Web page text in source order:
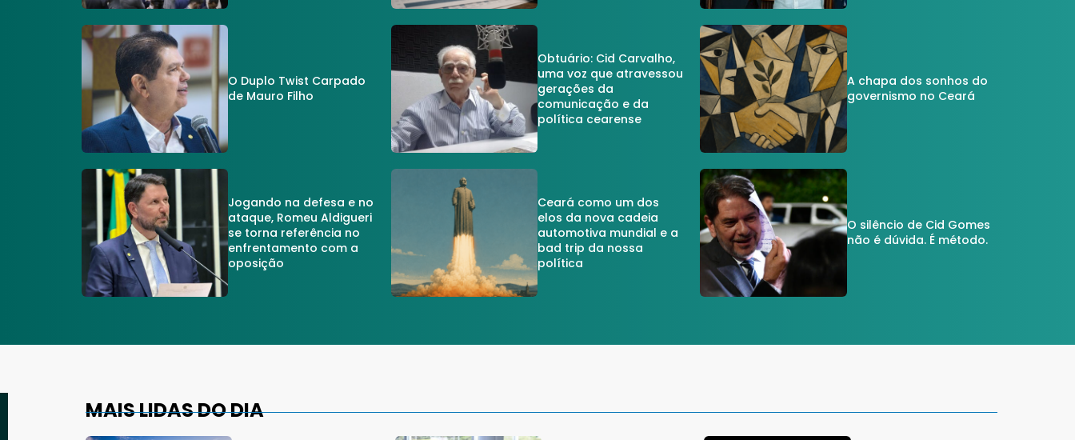
O Duplo Twist Carpado
de Mauro Filho
Obtuário: Cid Carvalho,
uma voz que atravessou
gerações da
comunicação e da
política cearense
A chapa dos sonhos do
governismo no Ceará
Jogando na defesa e no
ataque, Romeu Aldigueri
se torna referência no
enfrentamento com a
oposição
Ceará como um dos
elos da nova cadeia
automotiva mundial e a
bad trip da nossa
política
O silêncio de Cid Gomes
não é dúvida. É método.
MAIS LIDAS DO DIA